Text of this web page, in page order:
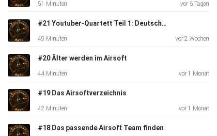
51 Minuten vor 6 Tagen
#21 Youtuber-Quartett Teil 1: Deutschland
49 Minuten vor 2 Wochen
#20 Älter werden im Airsoft
44 Minuten vor 1 Monat
#19 Das Airsoftverzeichnis
42 Minuten vor 1 Monat
#18 Das passende Airsoft Team finden